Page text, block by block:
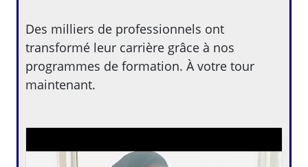
Des milliers de professionnels ont
transformé leur carrière grâce à nos
programmes de formation. À votre tour
maintenant.